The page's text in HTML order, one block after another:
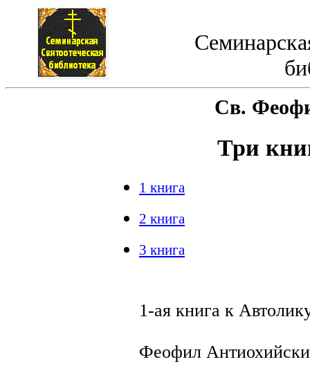
Св.
Три
1 книга
2 книга
3 книга
1-ая книга к Автолику
Феофил